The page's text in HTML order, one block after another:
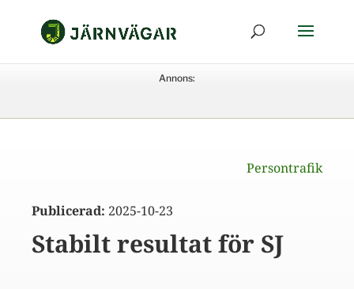
Annons:
Persontrafik
Publicerad: 2025-10-23
Stabilt resultat för SJ